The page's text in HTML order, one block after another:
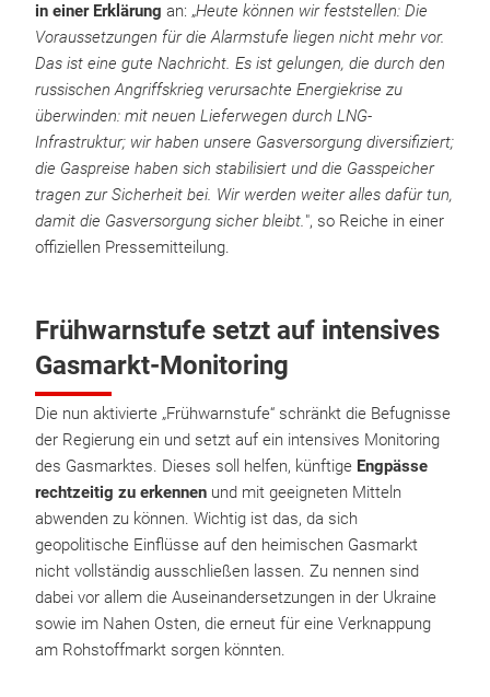
in einer Erklärung an: „Heute können wir feststellen: Die
Voraussetzungen für die Alarmstufe liegen nicht mehr vor.
Das ist eine gute Nachricht. Es ist gelungen, die durch den
russischen Angriffskrieg verursachte Energiekrise zu
überwinden: mit neuen Lieferwegen durch LNG-
Infrastruktur; wir haben unsere Gasversorgung diversifiziert;
die Gaspreise haben sich stabilisiert und die Gasspeicher
tragen zur Sicherheit bei. Wir werden weiter alles dafür tun,
damit die Gasversorgung sicher bleibt.", so Reiche in einer
offiziellen Pressemitteilung.
Frühwarnstufe setzt auf intensives
Gasmarkt-Monitoring
Die nun aktivierte „Frühwarnstufe“ schränkt die Befugnisse
der Regierung ein und setzt auf ein intensives Monitoring
des Gasmarktes. Dieses soll helfen, künftige Engpässe
rechtzeitig zu erkennen und mit geeigneten Mitteln
abwenden zu können. Wichtig ist das, da sich
geopolitische Einflüsse auf den heimischen Gasmarkt
nicht vollständig ausschließen lassen. Zu nennen sind
dabei vor allem die Auseinandersetzungen in der Ukraine
sowie im Nahen Osten, die erneut für eine Verknappung
am Rohstoffmarkt sorgen könnten.